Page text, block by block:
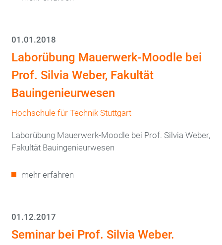
01.01.2018
Laborübung Mauerwerk-Moodle bei
Prof. Silvia Weber, Fakultät
Bauingenieurwesen
Hochschule für Technik Stuttgart
Laborübung Mauerwerk-Moodle bei Prof. Silvia Weber,
Fakultät Bauingenieurwesen
mehr erfahren
01.12.2017
Seminar bei Prof. Silvia Weber.